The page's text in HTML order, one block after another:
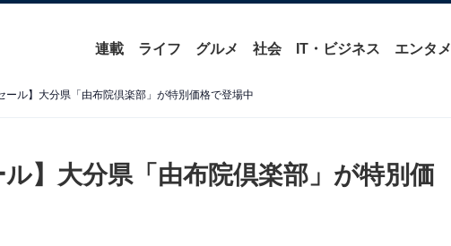
連載 ライフ グルメ 社会 IT・ビジネス エンタメ
ール】大分県「由布院倶楽部」が特別価格で登場中
ル】大分県「由布院倶楽部」が特別価